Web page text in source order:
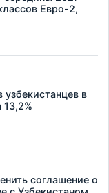
Евро-2,
в
соглашение о